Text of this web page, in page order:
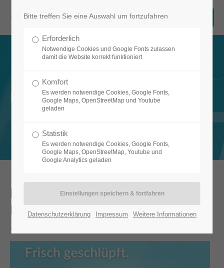
Blog
Frisches Design und strategische
Kooperationen zum Jahreswechsel
Bitte treffen Sie eine Auswahl um fortzufahren
Erforderlich
Notwendige Cookies und Google Fonts zulassen
damit die Website korrekt funktioniert
Komfort
Es werden notwendige Cookies, Google Fonts,
Google Maps, OpenStreetMap und Youtube
geladen
Statistik
Es werden notwendige Cookies, Google Fonts,
Google Maps, OpenStreetMap, Youtube und
Google Analytics geladen
Datenschutzerklärung Impressum Weitere Informationen